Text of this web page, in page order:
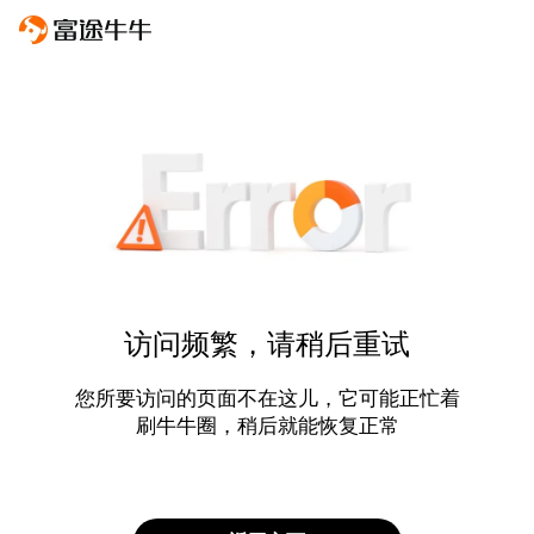
访问频繁，请稍后重试
您所要访问的页面不在这儿，它可能正忙着
刷牛牛圈，稍后就能恢复正常